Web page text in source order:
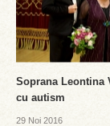
Soprana Leontina
cu autism
29 Noi 2016